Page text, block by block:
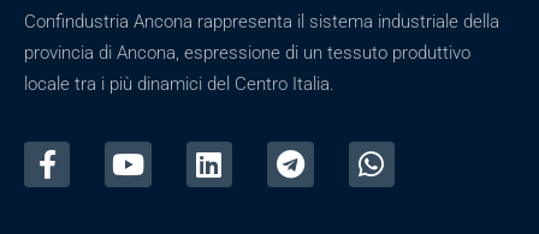
Confindustria Ancona rappresenta il sistema industriale della
provincia di Ancona, espressione di un tessuto produttivo
locale tra i più dinamici del Centro Italia.